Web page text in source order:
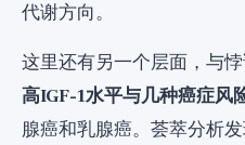
代谢方向。
这里还有另一个层面，与悖
高IGF-1水平与几种癌症风
腺癌和乳腺癌。荟萃分析